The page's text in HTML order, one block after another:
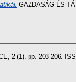
GAZDASÁG ÉS
2 (1). pp. 203-206.